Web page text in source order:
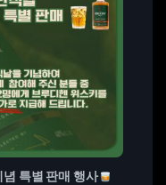
특별 판매 행사